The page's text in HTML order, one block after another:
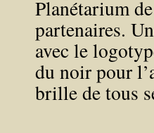
Planétarium
partenaires.
avec le
du noir pour
brille de tous